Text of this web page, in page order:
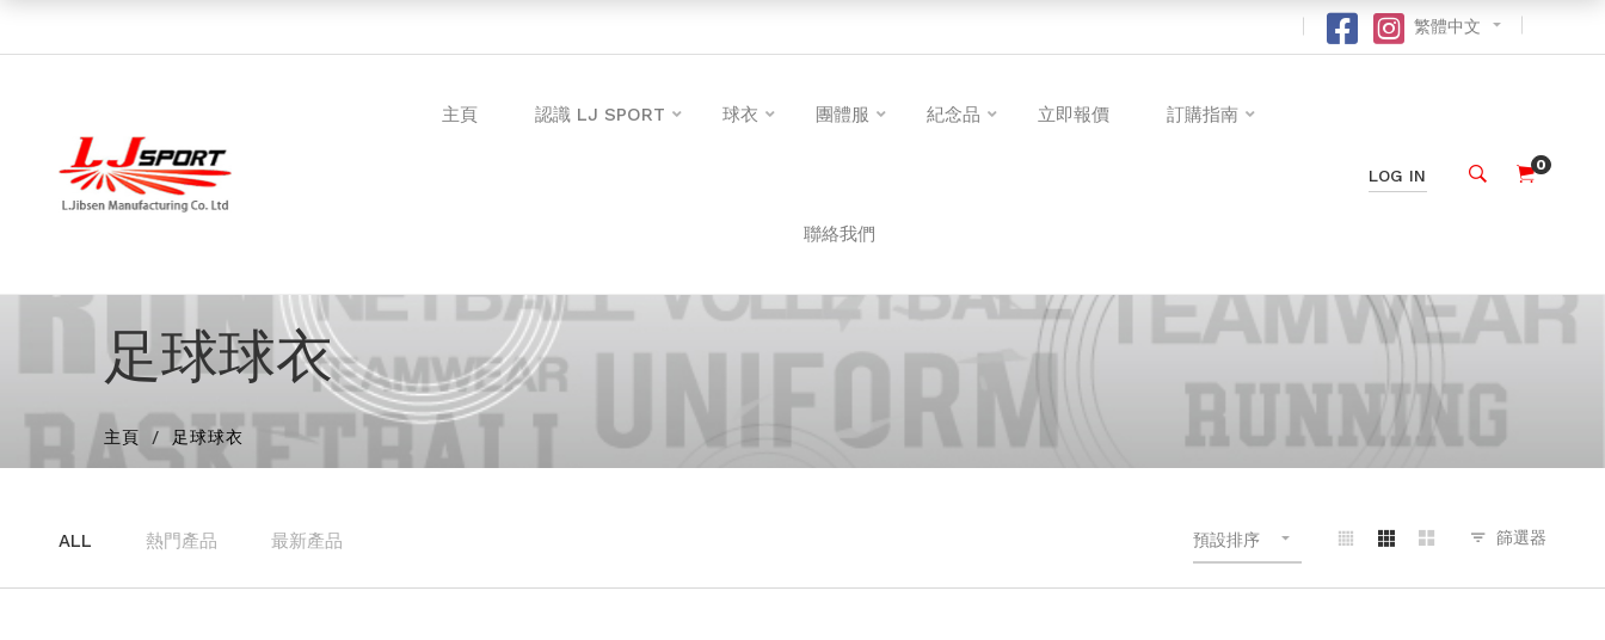
繁體中文
主頁 認識 LJ SPORT 球衣 團體服 紀念品 立即報價 訂購指南
聯絡我們
LOG IN
0
足球球衣
主頁 足球球衣
ALL 熱門產品 最新產品 預設排序 篩選器